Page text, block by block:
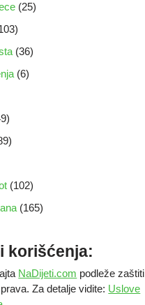
(25)
(36)
(6)
(102)
(165)
korišćenja:
NaDijeti.com podleže zaštiti
Za detalje vidite: Uslove